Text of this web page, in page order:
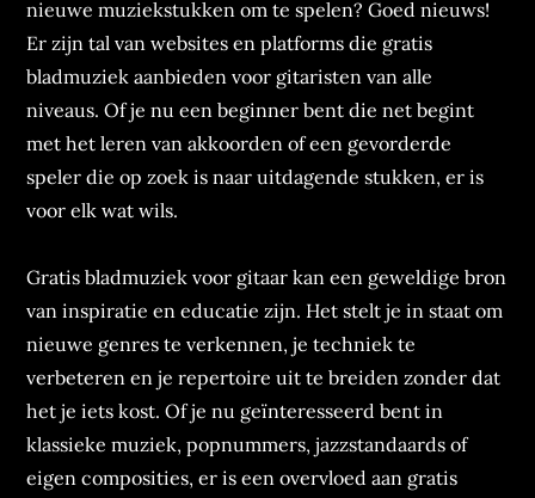
nieuwe muziekstukken om te spelen? Goed nieuws!
Er zijn tal van websites en platforms die gratis
bladmuziek aanbieden voor gitaristen van alle
niveaus. Of je nu een beginner bent die net begint
met het leren van akkoorden of een gevorderde
speler die op zoek is naar uitdagende stukken, er is
voor elk wat wils.
Gratis bladmuziek voor gitaar kan een geweldige bron
van inspiratie en educatie zijn. Het stelt je in staat om
nieuwe genres te verkennen, je techniek te
verbeteren en je repertoire uit te breiden zonder dat
het je iets kost. Of je nu geïnteresseerd bent in
klassieke muziek, popnummers, jazzstandaards of
eigen composities, er is een overvloed aan gratis